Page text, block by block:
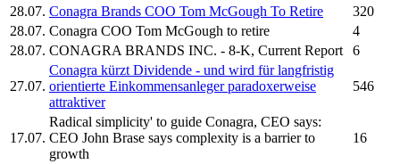
28.07. Conagra Brands COO Tom McGough To Retire
320
28.07. Conagra COO Tom McGough to retire
4
28.07. CONAGRA BRANDS INC. - 8-K, Current Report 6
27.07.
Conagra kürzt Dividende - und wird für langfristig
orientierte Einkommensanleger paradoxerweise
attraktiver
546
17.07.
Radical simplicity' to guide Conagra, CEO says:
CEO John Brase says complexity is a barrier to
growth
16